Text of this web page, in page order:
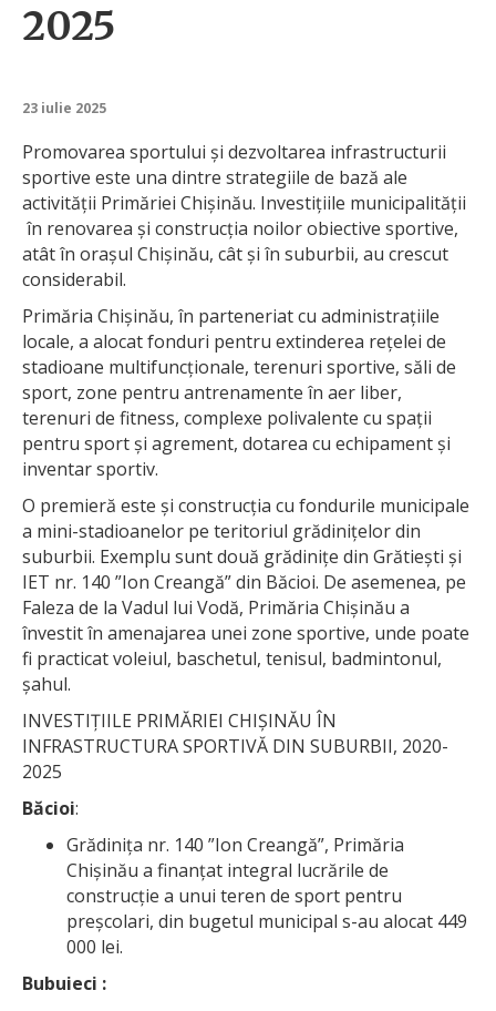
2025
23 iulie 2025
Promovarea sportului și dezvoltarea infrastructurii
sportive este una dintre strategiile de bază ale
activității Primăriei Chișinău. Investițiile municipalității
în renovarea și construcția noilor obiective sportive,
atât în orașul Chișinău, cât și în suburbii, au crescut
considerabil.
Primăria Chișinău, în parteneriat cu administrațiile
locale, a alocat fonduri pentru extinderea rețelei de
stadioane multifuncționale, terenuri sportive, săli de
sport, zone pentru antrenamente în aer liber,
terenuri de fitness, complexe polivalente cu spații
pentru sport și agrement, dotarea cu echipament și
inventar sportiv.
O premieră este și construcția cu fondurile municipale
a mini-stadioanelor pe teritoriul grădinițelor din
suburbii. Exemplu sunt două grădinițe din Grătiești și
IET nr. 140 ”Ion Creangă” din Băcioi. De asemenea, pe
Faleza de la Vadul lui Vodă, Primăria Chișinău a
învestit în amenajarea unei zone sportive, unde poate
fi practicat voleiul, baschetul, tenisul, badmintonul,
șahul.
INVESTIȚIILE PRIMĂRIEI CHIȘINĂU ÎN
INFRASTRUCTURA SPORTIVĂ DIN SUBURBII, 2020-
2025
Băcioi:
Grădinița nr. 140 ”Ion Creangă”, Primăria
Chișinău a finanțat integral lucrările de
construcție a unui teren de sport pentru
preșcolari, din bugetul municipal s-au alocat 449
000 lei.
Bubuieci :